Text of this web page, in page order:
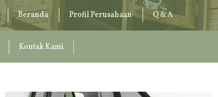
Beranda Profil Perusahaan Q & A
Kontak Kami